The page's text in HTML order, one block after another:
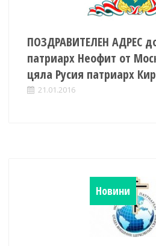
ПОЗДРАВИТЕЛЕН АДРЕС
патриарх Неофит от
цяла Русия патриарх
21.01.2016
Новини